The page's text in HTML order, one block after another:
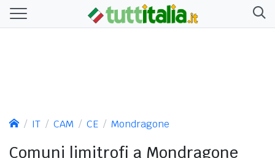
IT CAM CE Mondragone
Comuni limitrofi a Mondragone